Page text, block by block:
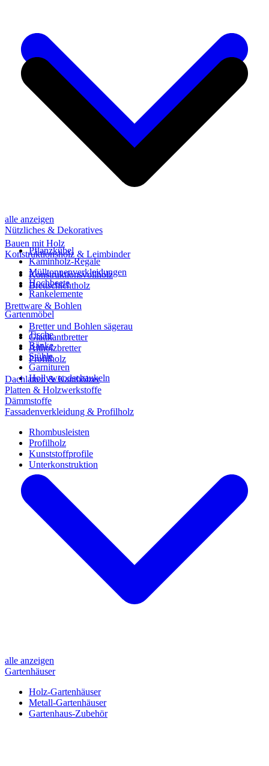
alle anzeigen
Nützliches & Dekoratives
Pflanzkübel
Kaminholz-Regale
Mülltonnenverkleidungen
Hochbeete
Rankelemente
Gartenmöbel
Tische
Bänke
Stühle
Garnituren
Hollywoodschaukeln
alle anzeigen
Gartenhäuser
Holz-Gartenhäuser
Metall-Gartenhäuser
Gartenhaus-Zubehör
Bauen mit Holz
Konstruktionsholz & Leimbinder
Konstruktionsvollholz
Brettschichtholz
Brettware & Bohlen
Bretter und Bohlen sägerau
Glattkantbretter
Altholzbretter
Profilholz
Dachlatten & Kanthölzer
Platten & Holzwerkstoffe
Dämmstoffe
Fassadenverkleidung & Profilholz
Rhombusleisten
Profilholz
Kunststoffprofile
Unterkonstruktion